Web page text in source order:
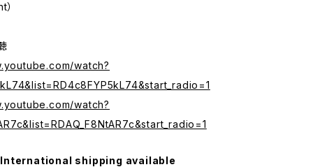
watch?
watch?
International shipping available